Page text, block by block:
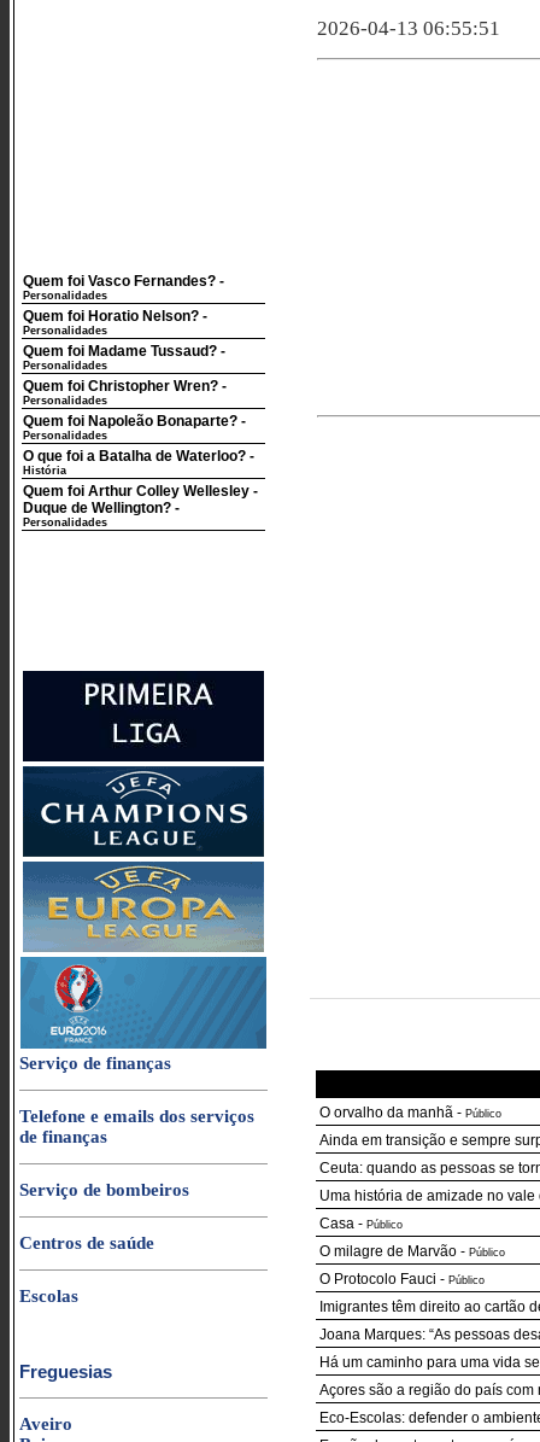
Quem foi Vasco Fernandes? -
Personalidades
Quem foi Horatio Nelson? -
Personalidades
Quem foi Madame Tussaud? -
Personalidades
Quem foi Christopher Wren? -
Personalidades
Quem foi Napoleão Bonaparte? -
Personalidades
O que foi a Batalha de Waterloo? -
História
Quem foi Arthur Colley Wellesley -
Duque de Wellington? -
Personalidades
Serviço de finanças
Telefone e emails dos serviços
de finanças
Serviço de bombeiros
Centros de saúde
Escolas
Freguesias
Aveiro
2026-04-13 06:55:51
O orvalho da manhã - Público
Ainda em transição e sempre
Ceuta: quando as pessoas se
Uma história de amizade no vale
Casa - Público
O milagre de Marvão - Público
O Protocolo Fauci - Público
Imigrantes têm direito ao cartão
Joana Marques: “As pessoas
Há um caminho para uma vida
Açores são a região do país
Eco-Escolas: defender o